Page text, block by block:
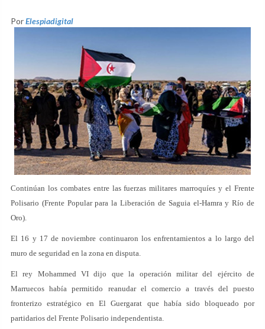
PorElespiadigital
Continúan los combates entre las fuerzas militares marroquíes y el Frente
Polisario (Frente Popular para la Liberación de Saguia el-Hamra y Río de
Oro).
El 16 y 17 de noviembre continuaron los enfrentamientos a lo largo del
muro de seguridad en la zona en disputa.
El rey Mohammed VI dijo que la operación militar del ejército de
Marruecos había permitido reanudar el comercio a través del puesto
fronterizo estratégico en El Guergarat que había sido bloqueado por
partidarios del Frente Polisario independentista.